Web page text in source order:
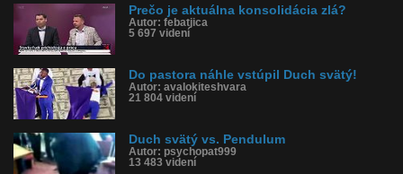
Prečo je aktuálna konsolidácia zlá?
Autor: febatjica
5 697 videní
Do pastora náhle vstúpil Duch svätý!
Autor: avalokiteshvara
21 804 videní
Duch svätý vs. Pendulum
Autor: psychopat999
13 483 videní